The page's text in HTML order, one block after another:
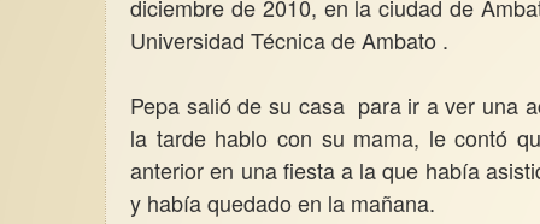
diciembre de 2010, en la ciudad de
Universidad Técnica de Ambato .
Pepa salió de su casa para ir a ver una
la tarde hablo con su mama, le contó
anterior en una fiesta a la que había
y había quedado en la mañana.